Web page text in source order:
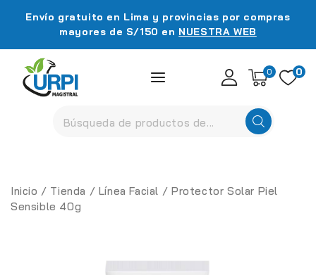
Envío gratuito en Lima y provincias por compras
mayores de S/150 en NUESTRA WEB
0 0
Inicio / Tienda / Línea Facial / Protector Solar Piel
Sensible 40g